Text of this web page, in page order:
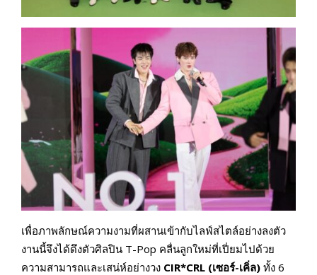
เพื่อภาพลักษณ์ความงามที่ผสานเข้ากับไลฟ์สไตล์อย่างลงตัว
งานนี้จึงได้ดึงตัวศิลปิน T-Pop คลื่นลูกใหม่ที่เปี่ยมไปด้วย
ความสามารถและเสน่ห์อย่างวง CIR*CRL (เซอร์-เคิ่ล) ทั้ง 6